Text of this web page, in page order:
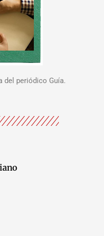
del periódico Guía.